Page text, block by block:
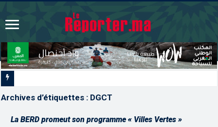
Archives d’étiquettes : DGCT
La BERD promeut son programme « Villes Vertes »